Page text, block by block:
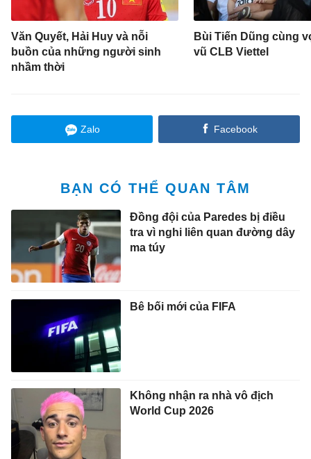
Văn Quyết, Hải Huy và nỗi
buồn của những người sinh
nhầm thời
Bùi Tiến Dũng cùng
vũ CLB Viettel
Zalo Facebook
BẠN CÓ THỂ QUAN TÂM
Đồng đội của Paredes bị điều
tra vì nghi liên quan đường dây
ma túy
Bê bối mới của FIFA
Không nhận ra nhà vô địch
World Cup 2026